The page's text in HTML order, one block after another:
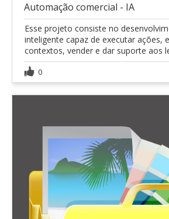
Automação comercial - IA
Esse projeto consiste no
inteligente capaz de executar ações,
contextos, vender e dar suporte aos
0